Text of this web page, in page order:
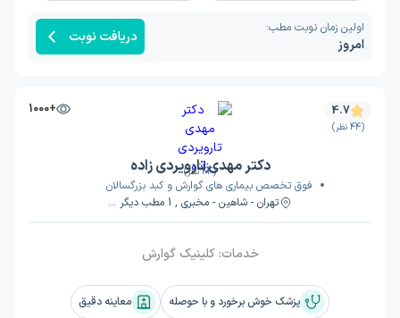
اولین زمان نوبت مطب:
امروز دریافت نوبت
(44 نظر)
+1000 4.7
(44 نظر)
دکتر مهدی تارویردی زاده
فوق تخصص بیماری های گوارش و کبد بزرگسالان
تهران - شاهین - مخبری , 1 مطب دیگر ...
خدمات:کلینیک گوارش
پزشک خوش برخورد و با حوصله معاینه دقیق